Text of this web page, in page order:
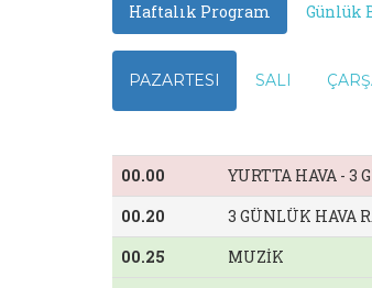
Haftalık Program Günlük
PAZARTESI SALI
00.00
YURTTA HAVA - 3
00.20
3 GÜNLÜK HAVA
00.25
MUZİK